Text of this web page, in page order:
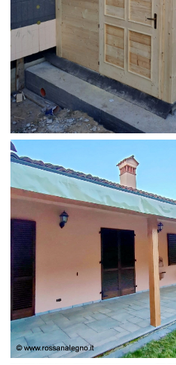
STRUTTURA ADDOSSATA PER
COPERTURA